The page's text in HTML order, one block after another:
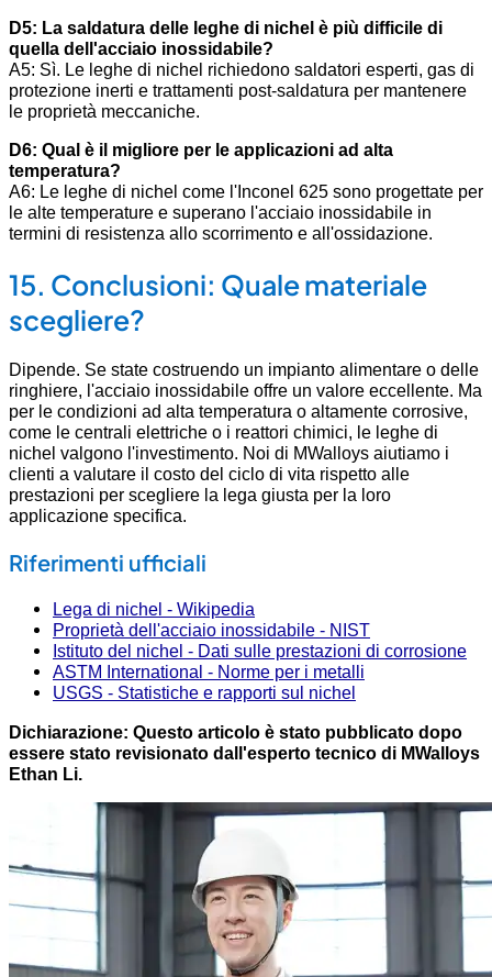
D5: La saldatura delle leghe di nichel è più difficile di
quella dell'acciaio inossidabile?
A5: Sì. Le leghe di nichel richiedono saldatori esperti, gas di
protezione inerti e trattamenti post-saldatura per mantenere
le proprietà meccaniche.
D6: Qual è il migliore per le applicazioni ad alta
temperatura?
A6: Le leghe di nichel come l'Inconel 625 sono progettate per
le alte temperature e superano l'acciaio inossidabile in
termini di resistenza allo scorrimento e all'ossidazione.
15. Conclusioni: Quale materiale
scegliere?
Dipende. Se state costruendo un impianto alimentare o delle
ringhiere, l'acciaio inossidabile offre un valore eccellente. Ma
per le condizioni ad alta temperatura o altamente corrosive,
come le centrali elettriche o i reattori chimici, le leghe di
nichel valgono l'investimento. Noi di MWalloys aiutiamo i
clienti a valutare il costo del ciclo di vita rispetto alle
prestazioni per scegliere la lega giusta per la loro
applicazione specifica.
Riferimenti ufficiali
Lega di nichel - Wikipedia
Proprietà dell'acciaio inossidabile - NIST
Istituto del nichel - Dati sulle prestazioni di corrosione
ASTM International - Norme per i metalli
USGS - Statistiche e rapporti sul nichel
Dichiarazione: Questo articolo è stato pubblicato dopo
essere stato revisionato dall'esperto tecnico di MWalloys
Ethan Li.